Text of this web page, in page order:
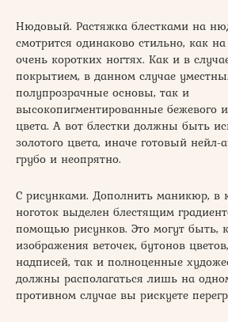
Нюдовый. Растяжка блестками на
смотрится одинаково стильно, как
очень коротких ногтях. Как и в
покрытием, в данном случае
полупрозрачные основы, так и
высокопигментированные бежевого
цвета. А вот блестки должны быть
золотого цвета, иначе готовый нейл-
грубо и неопрятно.
С рисунками. Дополнить маникюр, в
ноготок выделен блестящим
помощью рисунков. Это могут быть,
изображения веточек, бутонов
надписей, так и полноценные
должны располагаться лишь на
противном случае вы рискуете